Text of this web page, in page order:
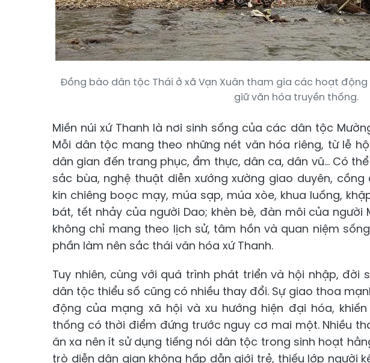
Đồng bào dân tộc Thái ở xã Vạn Xuân tham gia các hoạt
giữ văn hóa truyền thống.
Miền núi xứ Thanh là nơi sinh sống của các dân tộc
Mỗi dân tộc mang theo những nét văn hóa riêng, từ lễ
dân gian đến trang phục, ẩm thực, dân ca, dân vũ... Có
sắc bùa, nghệ thuật diễn xướng xường giao duyên,
kin chiêng boọc mạy, múa sạp, múa xòe, khua luống,
bát, tết nhảy của người Dao; khèn bè, đàn môi của người
không chỉ mang theo lịch sử, tâm hồn và quan niệm
phần làm nên sắc thái văn hóa xứ Thanh.
Tuy nhiên, cùng với quá trình phát triển và hội nhập, đời
dân tộc thiểu số cũng có nhiều thay đổi. Sự giao thoa
động của mạng xã hội và xu hướng hiện đại hóa,
thống có thời điểm đứng trước nguy cơ mai một. Nhiều
ăn xa nên ít sử dụng tiếng nói dân tộc trong sinh hoạt
trò diễn dân gian không hấp dẫn giới trẻ, thiếu lớp người